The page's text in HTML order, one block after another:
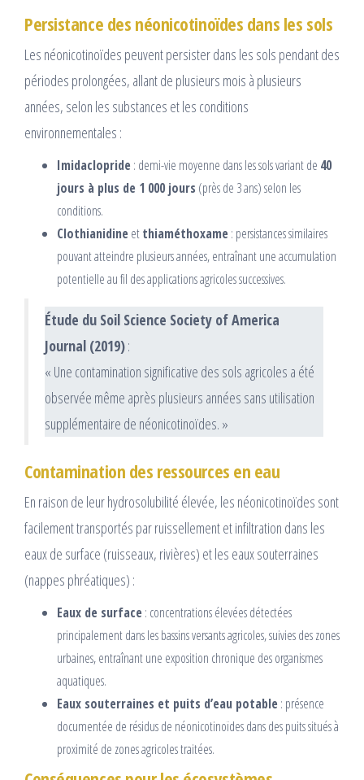
Persistance des néonicotinoïdes dans les sols
Les néonicotinoïdes peuvent persister dans les sols pendant des
périodes prolongées, allant de plusieurs mois à plusieurs
années, selon les substances et les conditions
environnementales :
Imidaclopride : demi-vie moyenne dans les sols variant de 40
jours à plus de 1 000 jours (près de 3 ans) selon les
conditions.
Clothianidine etthiaméthoxame : persistances similaires
pouvant atteindre plusieurs années, entraînant une accumulation
potentielle au fil des applications agricoles successives.
Étude du Soil Science Society of America
Journal (2019):
« Une contamination significative des sols agricoles a été
observée même après plusieurs années sans utilisation
supplémentaire de néonicotinoïdes. »
Contamination des ressources en eau
En raison de leur hydrosolubilité élevée, les néonicotinoïdes sont
facilement transportés par ruissellement et infiltration dans les
eaux de surface (ruisseaux, rivières) et les eaux souterraines
(nappes phréatiques) :
Eaux de surface : concentrations élevées détectées
principalement dans les bassins versants agricoles, suivies des zones
urbaines, entraînant une exposition chronique des organismes
aquatiques.
Eaux souterraines et puits d’eau potable : présence
documentée de résidus de néonicotinoïdes dans des puits situés à
proximité de zones agricoles traitées.